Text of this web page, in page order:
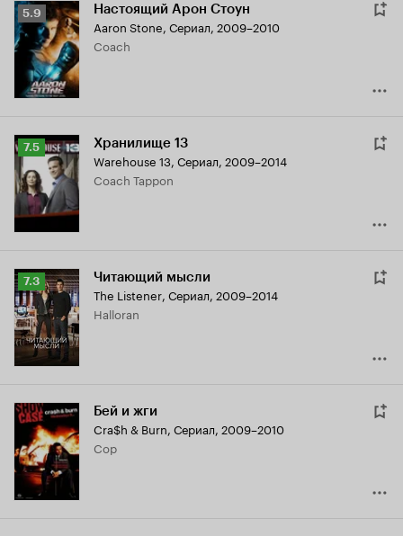
Рейтинг
Кинопоиска
5.9
5.9 Настоящий Арон Стоун
Aaron Stone, Сериал, 2009–2010
Coach
Рейтинг
Кинопоиска
7.5
7.5 Хранилище 13
Warehouse 13, Сериал, 2009–2014
Coach Tappon
Рейтинг
Кинопоиска
7.3
7.3 Читающий мысли
The Listener, Сериал, 2009–2014
Halloran
Бей и жги
Cra$h & Burn, Сериал, 2009–2010
Cop